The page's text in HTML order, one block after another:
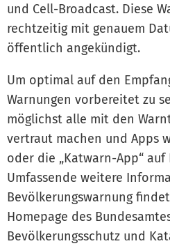
und Cell-Broadcast. Diese
rechtzeitig mit genauem
öffentlich angekündigt.
Um optimal auf den
Warnungen vorbereitet zu
möglichst alle mit den
vertraut machen und Apps
oder die „Katwarn-App“
Umfassende weitere
Bevölkerungswarnung
Homepage des
Bevölkerungsschutz und